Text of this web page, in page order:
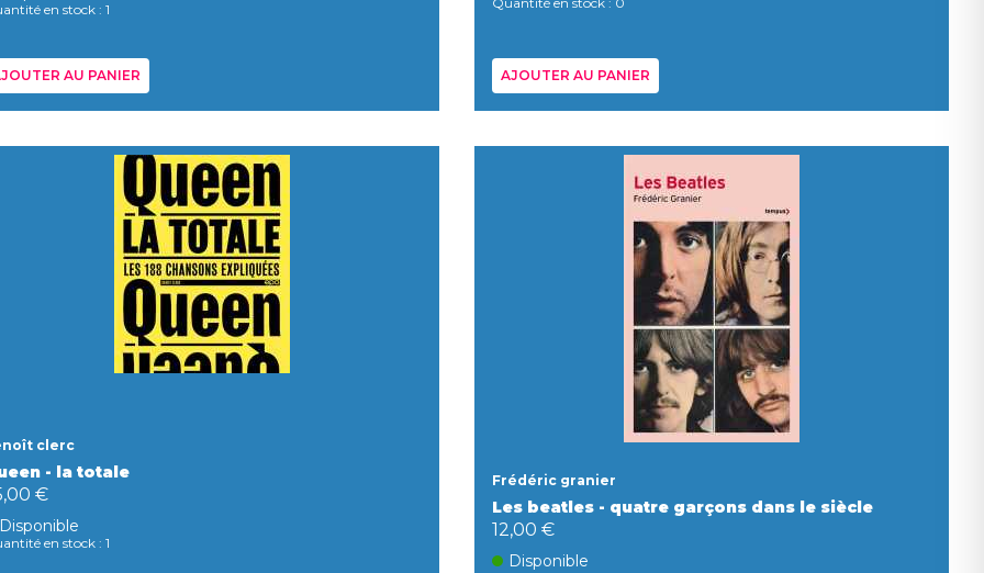
en stock : 1
AU PANIER AJOUTER AU PANIER
clerc
- la totale
€
Disponible
en stock : 1
Frédéric granier
Les beatles - quatre garçons dans le siècle
12,00 €
Disponible